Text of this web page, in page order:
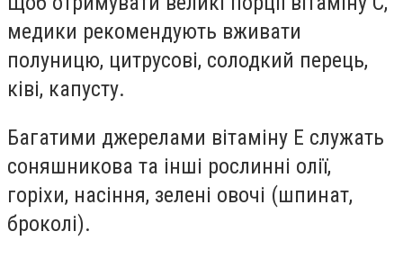
медики рекомендують вживати
полуницю, цитрусові, солодкий перець,
ківі, капусту.
Багатими джерелами вітаміну E служать
соняшникова та інші рослинні олії,
горіхи, насіння, зелені овочі (шпинат,
броколі).